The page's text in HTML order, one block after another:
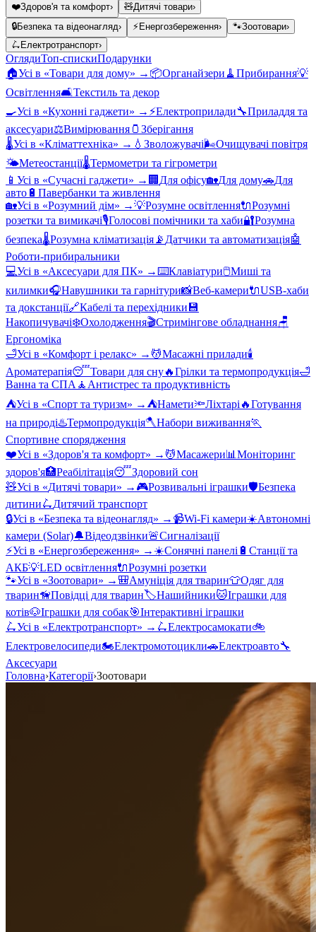
❤️Здоров'я та комфорт› 🧸Дитячі товари›
🔒Безпека та відеонагляд› ⚡ Енергозбереження› 🐾Зоотовари›
🛴 Електротранспорт›
ОглядиТоп-спискиПодарунки
🏠Усі в «Товари для дому» → 📦Органайзери 🧹 Прибирання💡
Освітлення🛋️Текстиль та декор
🍳Усі в «Кухонні гаджети» → ⚡Електроприлади🔧Приладдя та
аксесуари⚖️Вимірювання 🫙 Зберігання
🌡️Усі в «Кліматтехніка» → 💧 Зволожувачі🌬️Очищувачі повітря
🌤️Метеостанції🌡️Термометри та гігрометри
📱 Усі в «Сучасні гаджети» → 🏢 Для офісу🏡Для дому🚗Для
авто 🔋 Павербанки та живлення
🏡Усі в «Розумний дім» →💡Розумне освітлення🔌Розумні
розетки та вимикачі🎙️Голосові помічники та хаби🔐Розумна
безпека🌡️Розумна кліматизація 📡 Датчики та автоматизація🤖
Роботи-прибиральники
💻Усі в «Аксесуари для ПК» →⌨️Клавіатури🖱️Миші та
килимки🎧Навушники та гарнітури📸Веб-камери🔌USB-хаби
та докстанції🔗Кабелі та перехідники 💾
Накопичувачі❄️Охолодження🎬Стримінгове обладнання🪑
Ергономіка
🛁Усі в «Комфорт і релакс» → 💆Масажні прилади🕯️
Ароматерапія😴Товари для сну🔥Грілки та термопродукція🛁
Ванна та СПА 🧘 Антистрес та продуктивність
⛺Усі в «Спорт та туризм» → ⛺Намети🔦Ліхтарі 🔥Готування
на природі♨️Термопродукція🪓Набори виживання🏃
Спортивне спорядження
❤️Усі в «Здоров'я та комфорт» → 💆Масажери📊 Моніторинг
здоров'я🏥Реабілітація😴Здоровий сон
🧸Усі в «Дитячі товари» → 🎮Розвивальні іграшки🛡️Безпека
дитини🛴Дитячий транспорт
🔒Усі в «Безпека та відеонагляд» → 📹Wi-Fi камери☀️Автономні
камери (Solar)🔔Відеодзвінки🚨Сигналізації
⚡Усі в «Енергозбереження» → ☀️Сонячні панелі 🔋 Станції та
АКБ💡LED освітлення🔌Розумні розетки
🐾Усі в «Зоотовари» → 🎒Амуніція для тварин👕Одяг для
тварин🦮Повідці для тварин🏷️Нашийники🐱Іграшки для
котів🐶Іграшки для собак🎯Інтерактивні іграшки
🛴Усі в «Електротранспорт» → 🛴Електросамокати🚲
Електровелосипеди🏍️Електромотоцикли🚗Електроавто🔧
Аксесуари
Головна›Категорії›Зоотовари